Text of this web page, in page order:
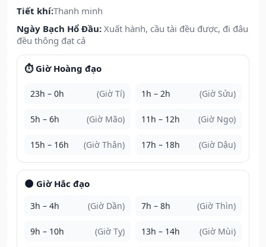
Tiết khí:Thanh minh
Ngày Bạch Hổ Đầu: Xuất hành, cầu tài đều được, đi đâu
đều thông đạt cả
⏱️ Giờ Hoàng đạo
23h – 0h (Giờ Tí) 1h – 2h (Giờ Sửu)
5h – 6h (Giờ Mão) 11h – 12h (Giờ Ngọ)
15h – 16h (Giờ Thân) 17h – 18h (Giờ Dậu)
🌑 Giờ Hắc đạo
3h – 4h (Giờ Dần) 7h – 8h (Giờ Thìn)
9h – 10h (Giờ Tỵ) 13h – 14h (Giờ Mùi)